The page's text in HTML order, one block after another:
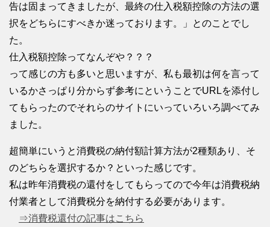
告は固まってきましたが、最終の仕入税額控除の方法の選
択をどちらにすべきか迷っております。」とのことでし
た。
仕入税額控除ってなんぞや？？？
って感じの方も多いと思いますが、私も最初は何を言って
いるかさっぱり分からず参考にということでURLを添付し
てもらったのでそれらのサイトにいっていろいろ調べてみ
ました。
超簡単にいうと消費税の納付額計算方法が2種類あり、そ
のどちらを選択するか？といった感じです。
私は昨年消費税の還付をしてもらってので今年は消費税納
付業者として消費税分を納付する必要があります。
⇒消費税還付の記事はこちら